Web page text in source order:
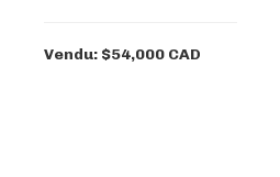
Vendu: $54,000 CAD